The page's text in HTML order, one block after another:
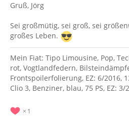
Gruß, Jörg
Sei großmütig, sei groß, sei
großes Leben.
Mein Fiat: Tipo Limousine, Pop,
rot, Vogtlandfedern,
Frontspoilerfolierung, EZ: 6/2016,
Clio 3, Benziner, blau, 75 PS, EZ: 3/
1